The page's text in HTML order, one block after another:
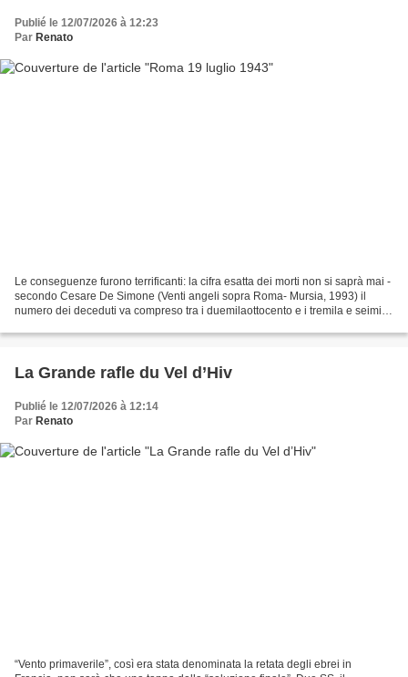
Publié le 12/07/2026 à 12:23
Par Renato
Le conseguenze furono terrificanti: la cifra esatta dei morti non si saprà mai -
secondo Cesare De Simone (Venti angeli sopra Roma- Mursia, 1993) il
numero dei deceduti va compreso tra i duemilaottocento e i tremila e seimila
La Grande rafle du Vel d’Hiv
Publié le 12/07/2026 à 12:14
Par Renato
“Vento primaverile”, così era stata denominata la retata degli ebrei in